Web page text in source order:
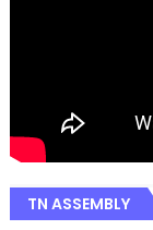
TN ASSEMBLY